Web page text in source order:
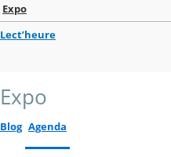
Expo
Lect’heure
Expo
Blog Agenda